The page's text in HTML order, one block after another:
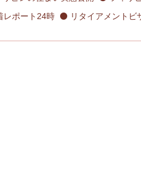
レポート24時
リタイアメントビ